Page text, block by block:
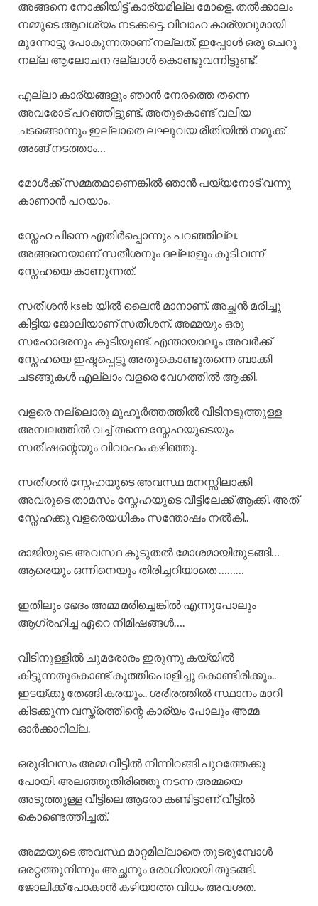
അങ്ങനെ നോക്കിയിട്ട് കാര്യമില്ല മോളെ. തൽക്കാലം
നമ്മുടെ ആവശ്യം നടക്കട്ടെ. വിവാഹ കാര്യവുമായി
മുന്നോട്ടു പോകുന്നതാണ് നല്ലത്. ഇപ്പോൾ ഒരു ചെറു
നല്ല ആലോചന ദല്ലാൾ കൊണ്ടുവന്നിട്ടുണ്ട്.
എല്ലാ കാര്യങ്ങളും ഞാൻ നേരത്തെ തന്നെ
അവരോട് പറഞ്ഞിട്ടുണ്ട്. അതുകൊണ്ട് വലിയ
ചടങ്ങൊന്നും ഇല്ലാതെ ലഘുവയ രീതിയിൽ നമുക്ക്
അങ്ങ് നടത്താം…
മോൾക്ക് സമ്മതമാണെങ്കിൽ ഞാൻ പയ്യനോട് വന്നു
കാണാൻ പറയാം.
സ്നേഹ പിന്നെ എതിർപ്പൊന്നും പറഞ്ഞില്ല.
അങ്ങനെയാണ് സതീശനും ദല്ലാളും കൂടി വന്ന്
സ്നേഹയെ കാണുന്നത്.
സതീശൻ kseb യിൽ ലൈൻ മാനാണ്. അച്ഛൻ മരിച്ചു
കിട്ടിയ ജോലിയാണ് സതീശന്. അമ്മയും ഒരു
സഹോദരനും കൂടിയുണ്ട്. എന്തായാലും അവർക്ക്
സ്നേഹയെ ഇഷ്ടപ്പെട്ടു അതുകൊണ്ടുതന്നെ ബാക്കി
ചടങ്ങുകൾ എല്ലാം വളരെ വേഗത്തിൽ ആക്കി.
വളരെ നല്ലൊരു മുഹൂർത്തത്തിൽ വീടിനടുത്തുള്ള
അമ്പലത്തിൽ വച്ച് തന്നെ സ്നേഹയുടെയും
സതീഷന്റെയും വിവാഹം കഴിഞ്ഞു.
സതീശൻ സ്നേഹയുടെ അവസ്ഥ മനസ്സിലാക്കി
അവരുടെ താമസം സ്നേഹയുടെ വീട്ടിലേക്ക് ആക്കി. അത്
സ്നേഹക്കു വളരെയധികം സന്തോഷം നൽകി..
രാജിയുടെ അവസ്ഥ കൂടുതൽ മോശമായിതുടങ്ങി…
ആരെയും ഒന്നിനെയും തിരിച്ചറിയാതെ ………
ഇതിലും ഭേദം അമ്മ മരിച്ചെങ്കിൽ എന്നുപോലും
ആഗ്രഹിച്ച ഏറെ നിമിഷങ്ങൾ….
വീടിനുള്ളിൽ ചുമരോരം ഇരുന്നു കയ്യിൽ
കിട്ടുന്നതുകൊണ്ട് കുത്തിപൊളിച്ചു കൊണ്ടിരിക്കും..
ഇടയ്ക്കു തേങ്ങി കരയും.. ശരീരത്തിൽ സ്ഥാനം മാറി
കിടക്കുന്ന വസ്ത്രത്തിന്റെ കാര്യം പോലും അമ്മ
ഓർക്കാറില്ല.
ഒരുദിവസം അമ്മ വീട്ടിൽ നിന്നിറങ്ങി പുറത്തേക്കു
പോയി. അലഞ്ഞുതിരിഞ്ഞു നടന്ന അമ്മയെ
അടുത്തുള്ള വീട്ടിലെ ആരോ കണ്ടിട്ടാണ് വീട്ടിൽ
കൊണ്ടെത്തിച്ചത്.
അമ്മയുടെ അവസ്ഥ മാറ്റമില്ലാതെ തുടരുമ്പോൾ
ഒരറ്റത്തുനിന്നും അച്ഛനും രോഗിയായി തുടങ്ങി.
ജോലിക്ക് പോകാൻ കഴിയാത്ത വിധം അവശത.